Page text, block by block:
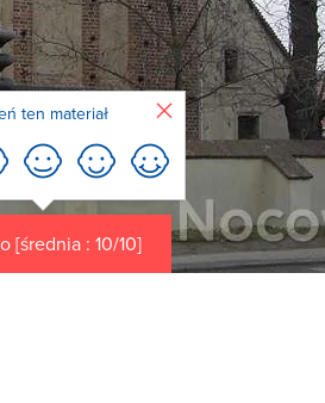
[średnia : 10/10]
ten materiał Zamknij